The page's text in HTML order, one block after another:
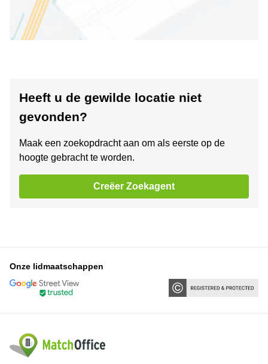
Heeft u de gewilde locatie niet
gevonden?
Maak een zoekopdracht aan om als eerste op de
hoogte gebracht te worden.
Creëer Zoekagent
Onze lidmaatschappen